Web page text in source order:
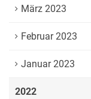
März 2023
Februar 2023
Januar 2023
2022